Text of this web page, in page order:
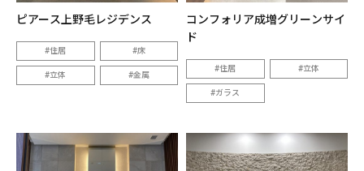
ピアース上野毛レジデンス
住居 床
立体 金属
コンフォリア成増グリーンサイ
ド
住居 立体
ガラス